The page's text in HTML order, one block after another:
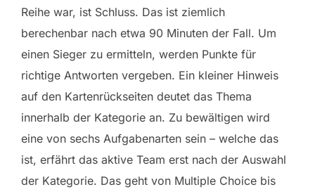
Reihe war, ist Schluss. Das ist ziemlich
berechenbar nach etwa 90 Minuten der Fall. Um
einen Sieger zu ermitteln, werden Punkte für
richtige Antworten vergeben. Ein kleiner Hinweis
auf den Kartenrückseiten deutet das Thema
innerhalb der Kategorie an. Zu bewältigen wird
eine von sechs Aufgabenarten sein – welche das
ist, erfährt das aktive Team erst nach der Auswahl
der Kategorie. Das geht von Multiple Choice bis